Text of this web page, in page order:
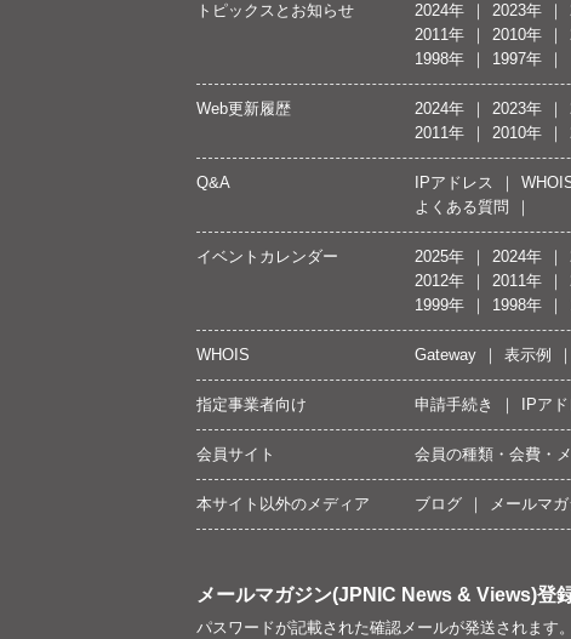
トピックスとお知らせ 2024年 2023年
2011年
2010年
1998年
1997年
Web更新履歴 2024年 2023年
2011年
2010年
Q&A IPアドレス
よくある質問
イベントカレンダー 2025年 2024年
2012年
2011年
1999年
1998年
WHOIS Gateway 表示例
指定事業者向け 申請手続き IPア
会員サイト 会員の種類・会費・
本サイト以外のメディア ブログ メールマ
メールマガジン(JPNIC News & Views)登
パスワードが記載された確認メールが発送されます